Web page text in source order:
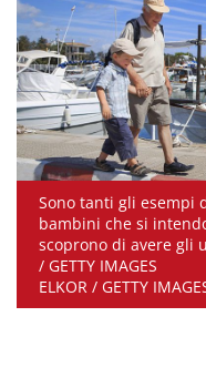
Sono tanti gli esempi
bambini che si
scoprono di avere gli uni
/ GETTY IMAGES
ELKOR / GETTY